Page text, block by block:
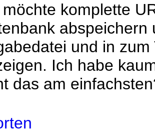
möchte komplette
abspeichern
und in
Ich habe
das am